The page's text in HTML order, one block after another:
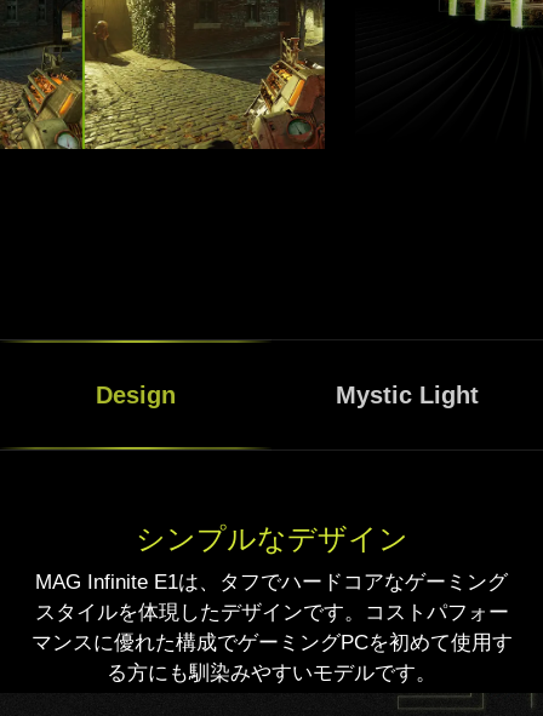
スタイルを体現したデザインです。コストパフォー
マンスに優れた構成でゲーミングPCを初めて使用す
る方にも馴染みやすいモデルです。